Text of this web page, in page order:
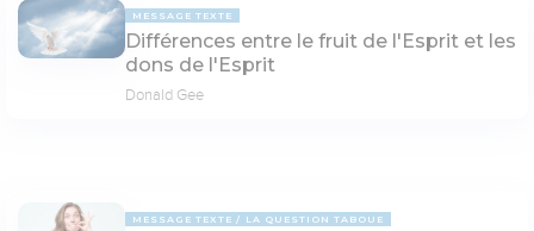
MESSAGE TEXTE
Différences entre le fruit de l'Esprit et les
dons de l'Esprit
Donald Gee
MESSAGE TEXTE LA QUESTION TABOUE